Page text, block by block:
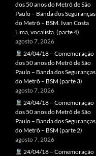
dos 50 anos do Metrô de São
Paulo – Banda dos Seguranças
do Metrô – BSM. Ivan Costa
Lima, vocalista. (parte 4)
agosto 7, 2026
24/04/18 – Comemoração
dos 50 anos do Metrô de São
Paulo – Banda dos Seguranças
do Metrô – BSM (parte 3)
agosto 7, 2026
24/04/18 – Comemoração
dos 50 anos do Metrô de São
Paulo – Banda dos Seguranças
do Metrô – BSM (parte 2)
agosto 7, 2026
24/04/18 – Comemoração